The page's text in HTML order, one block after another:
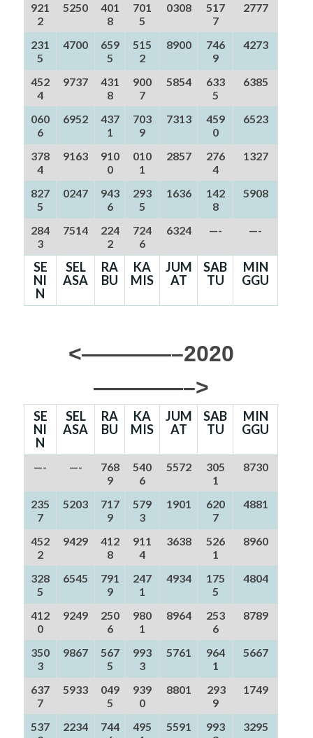
921
2
5250
401
8
701
5
0308
517
7
2777
231
5
4700
659
5
515
2
8900
746
9
4273
452
4
9737
431
8
900
7
5854
633
5
6385
060
6
6952
437
1
703
9
7313
459
0
6523
378
4
9163
910
0
010
1
2857
276
4
1327
827
5
0247
943
6
293
5
1636
142
8
5908
284
3
7514
224
2
724
6
6324 —- —-
SE
NI
N
SEL
ASA
RA
BU
KA
MIS
JUM
AT
SAB
TU
MIN
GGU
<————–2020
————–>
SE
NI
N
SEL
ASA
RA
BU
KA
MIS
JUM
AT
SAB
TU
MIN
GGU
—- —-
768
9
540
6
5572
305
1
8730
235
7
5203
717
9
579
3
1901
620
7
4881
452
2
9429
412
8
911
4
3638
526
1
8960
328
5
6545
791
9
247
1
4934
175
5
4804
412
0
9249
250
6
980
1
8964
253
6
8789
350
3
9867
567
5
993
3
5761
964
1
5667
637
7
5933
049
5
939
0
8801
293
9
1749
537
2234
744
495
5591
993
3295